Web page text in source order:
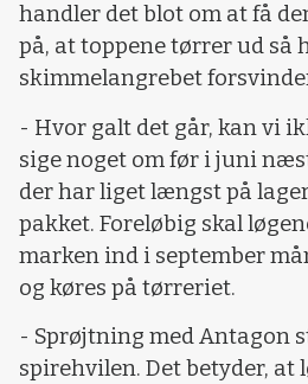
handler det blot om at få
på, at toppene tørrer ud så
skimmelangrebet
- Hvor galt det går, kan vi
sige noget om før i juni
der har liget længst på
pakket. Foreløbig skal
marken ind i september
og køres på tørreriet.
- Sprøjtning med Antagon
spirehvilen. Det betyder, at